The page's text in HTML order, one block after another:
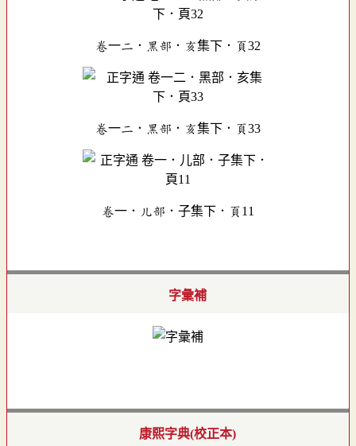
卷一二．黑部．亥集下．頁32
卷一二．黑部．亥集下．頁33
卷一．儿部．子集下．頁11
字彙補
康熙字典(校正本)